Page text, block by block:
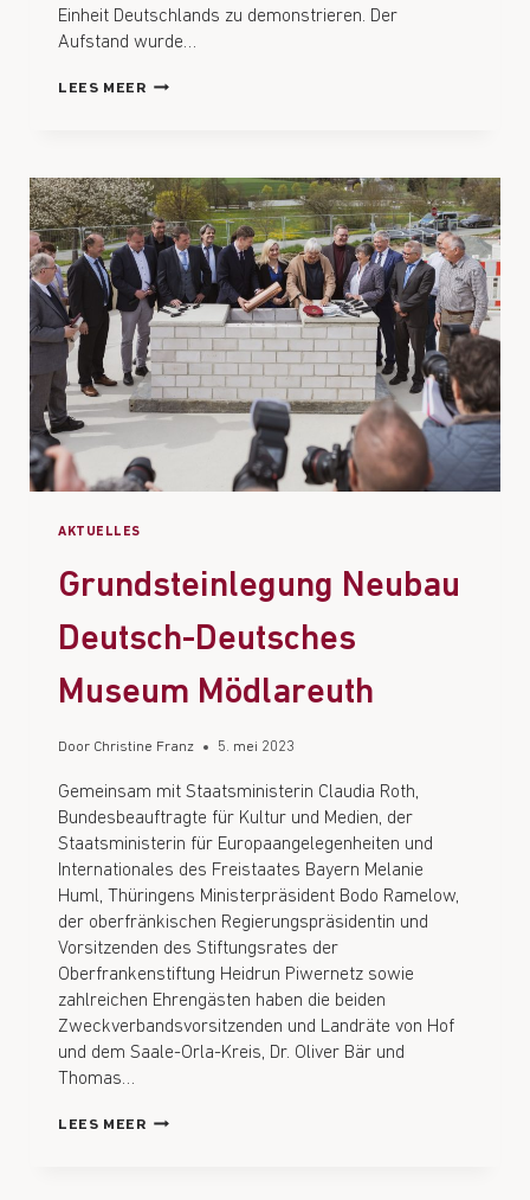
Einheit Deutschlands zu demonstrieren. Der
Aufstand wurde…
LEES MEER
AKTUELLES
Grundsteinlegung Neubau
Deutsch-Deutsches
Museum Mödlareuth
Door Christine Franz 5. mei 2023
Gemeinsam mit Staatsministerin Claudia Roth,
Bundesbeauftragte für Kultur und Medien, der
Staatsministerin für Europaangelegenheiten und
Internationales des Freistaates Bayern Melanie
Huml, Thüringens Ministerpräsident Bodo Ramelow,
der oberfränkischen Regierungspräsidentin und
Vorsitzenden des Stiftungsrates der
Oberfrankenstiftung Heidrun Piwernetz sowie
zahlreichen Ehrengästen haben die beiden
Zweckverbandsvorsitzenden und Landräte von Hof
und dem Saale-Orla-Kreis, Dr. Oliver Bär und
Thomas…
LEES MEER